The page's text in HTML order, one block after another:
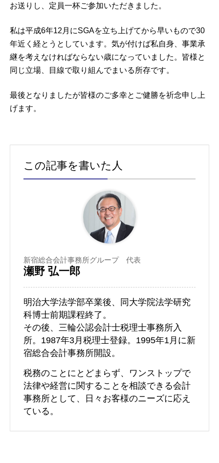
お送りし、定員一杯ご参加いただきました。
私は平成6年12月にSGAを立ち上げてから早いもので30
年近く経とうとしています。気が付けば私自身、事業承
継を考えなければならない歳になっていました。皆様と
同じ立場、目線で取り組んでまいる所存です。
最後となりましたが皆様のご多幸とご健勝を祈念申し上
げます。
この記事を書いた人
新宿総合会計事務所グループ 代表
瀬野 弘一郎
明治大学法学部卒業後、同大学院法学研究
科博士前期課程終了。
その後、三輪公認会計士税理士事務所入
所。1987年3月税理士登録。1995年1月に新
宿総合会計事務所開設。
税務のことにとどまらず、ワンストップで
法律や経営に関することを相談できる会計
事務所として、日々お客様のニーズに応え
ている。